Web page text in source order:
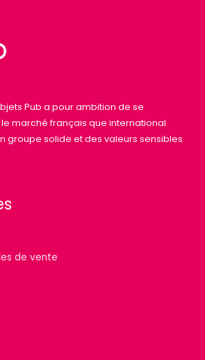
Pub a pour ambition de se
marché français que international
groupe solide et des valeurs sensibles
de vente